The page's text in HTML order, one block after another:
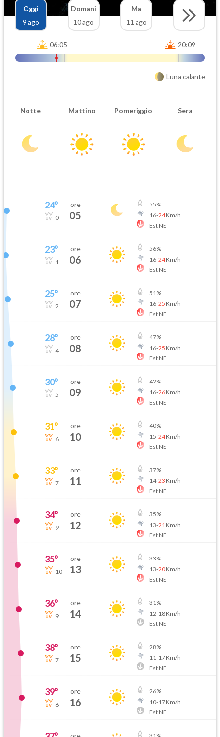
Oggi
9 ago
Domani
10 ago
Ma
11 ago
06:05 20:09
Luna calante
Notte Mattino Pomeriggio Sera
24°
0
ore
05
55%
16-24Km/h
Est NE
23°
1
ore
06
56%
16-24Km/h
Est NE
25°
2
ore
07
51%
16-25 Km/h
Est NE
28°
4
ore
08
47%
16-25 Km/h
Est NE
30°
5
ore
09
42%
16-26Km/h
Est NE
31°
6
ore
10
40%
15-24Km/h
Est NE
33°
7
ore
11
37%
14-23 Km/h
Est NE
34°
9
ore
12
35%
13-21 Km/h
Est NE
35°
10
ore
13
33%
13-20Km/h
Est NE
36°
9
ore
14
31%
12-18Km/h
Est NE
38°
7
ore
15
28%
11-17Km/h
Est NE
39°
6
ore
16
26%
10-17Km/h
Est NE
ore 31 %